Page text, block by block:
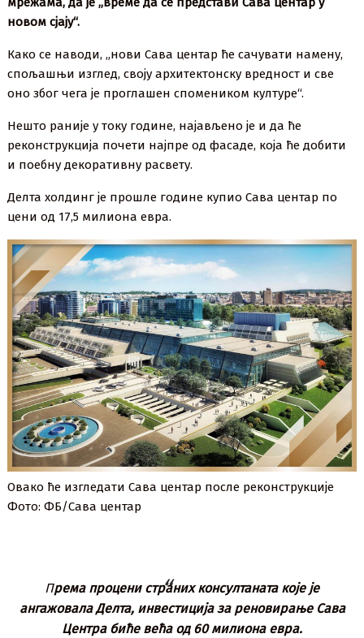
новом сјају“.
Како се наводи, „нови Сава центар ће сачувати намену,
спољашњи изглед, своју архитектонску вредност и све
оно због чега је проглашен спомеником културе“.
Нешто раније у току године, најављено је и да ће
реконструкција почети најпре од фасаде, која ће добити
и поебну декоративну расвету.
Делта холдинг је прошле године купио Сава центар по
цени од 17,5 милиона евра.
Овако ће изгледати Сава центар после реконструкције
Фото: ФБ/Сава центар
Према процени страних консултаната које је
ангажовала Делта, инвестиција за реновирање Сава
Центра биће већа од 60 милиона евра.